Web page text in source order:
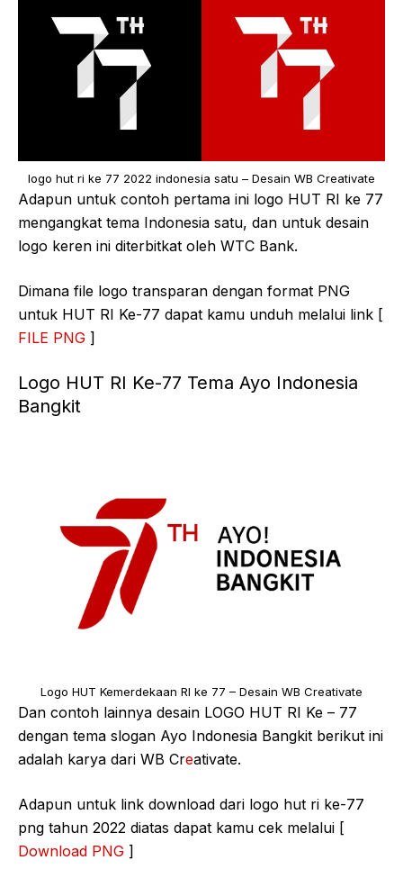
logo hut ri ke 77 2022 indonesia satu – Desain WB Creativate
Adapun untuk contoh pertama ini logo HUT RI ke 77
mengangkat tema Indonesia satu, dan untuk desain
logo keren ini diterbitkat oleh WTC Bank.
Dimana file logo transparan dengan format PNG
untuk HUT RI Ke-77 dapat kamu unduh melalui link [
FILE PNG ]
Logo HUT RI Ke-77 Tema Ayo Indonesia
Bangkit
Logo HUT Kemerdekaan RI ke 77 – Desain WB Creativate
Dan contoh lainnya desain LOGO HUT RI Ke – 77
dengan tema slogan Ayo Indonesia Bangkit berikut ini
adalah karya dari WB Creativate.
Adapun untuk link download dari logo hut ri ke-77
png tahun 2022 diatas dapat kamu cek melalui [
Download PNG ]